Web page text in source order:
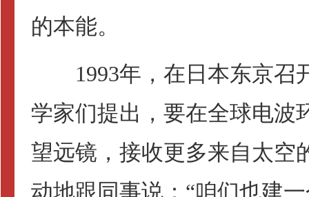
的本能。
1993年，在日本东京召
学家们提出，要在全球电波
望远镜，接收更多来自太空
动地跟同事说：“咱们也建